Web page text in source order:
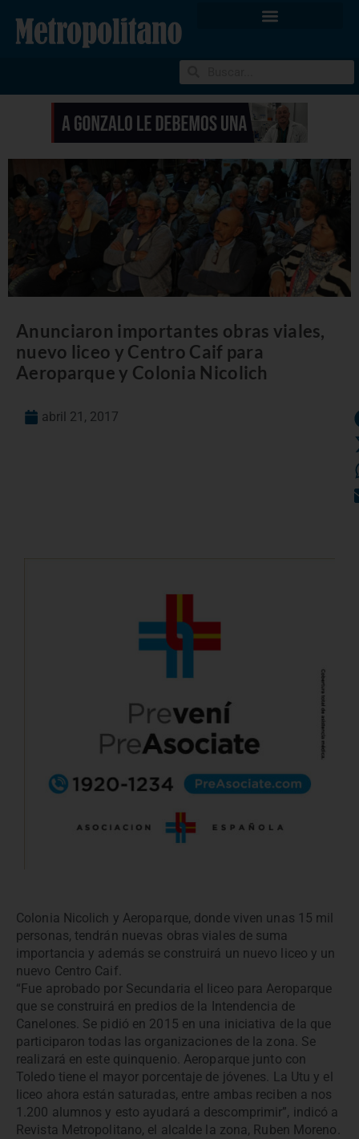
Anunciaron importantes obras viales,
nuevo liceo y Centro Caif para
Aeroparque y Colonia Nicolich
abril 21, 2017
Colonia Nicolich y Aeroparque, donde viven unas 15 mil
personas, tendrán nuevas obras viales de suma
importancia y además se construirá un nuevo liceo y un
nuevo Centro Caif.
“Fue aprobado por Secundaria el liceo para Aeroparque
que se construirá en predios de la Intendencia de
Canelones. Se pidió en 2015 en una iniciativa de la que
participaron todas las organizaciones de la zona. Se
realizará en este quinquenio. Aeroparque junto con
Toledo tiene el mayor porcentaje de jóvenes. La Utu y el
liceo ahora están saturadas, entre ambas reciben a nos
1.200 alumnos y esto ayudará a descomprimir”, indicó a
Revista Metropolitano, el alcalde la zona, Ruben Moreno.